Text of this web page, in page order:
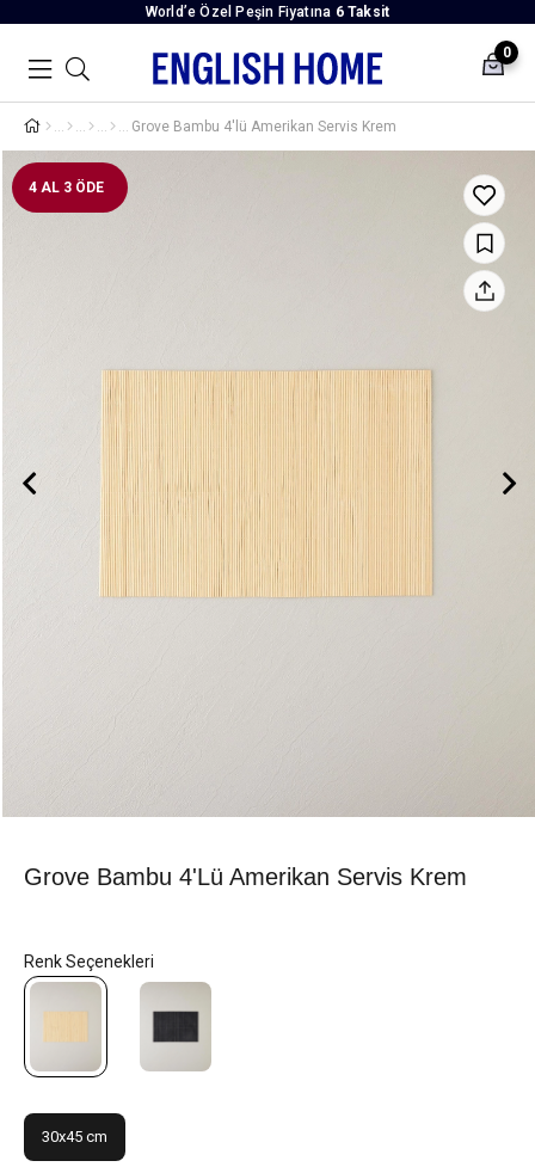
World’e Özel Peşin Fiyatına 6 Taksit
0
Grove Bambu 4'lü Amerikan Servis Krem
4 AL 3 ÖDE
Grove Bambu 4'lü Amerikan Servis Krem
30x45 cm